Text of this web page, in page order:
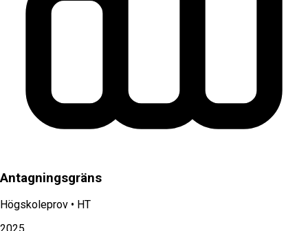
Antagningsgräns
Högskoleprov • HT